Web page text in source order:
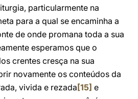
particularmente na
para a qual se encaminha a
de onde promana toda a sua
esperamos que o
crentes cresça na sua
novamente os conteúdos da
vivida e rezada [15] e